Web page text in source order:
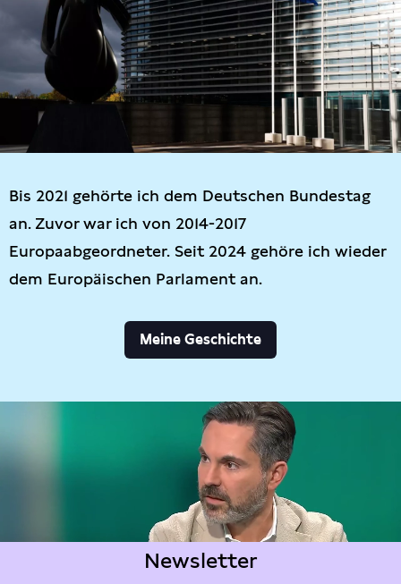
Bis 2021 gehörte ich dem Deutschen Bundestag
an. Zuvor war ich von 2014-2017
Europaabgeordneter. Seit 2024 gehöre ich wieder
dem Europäischen Parlament an.
Meine Geschichte
Newsletter